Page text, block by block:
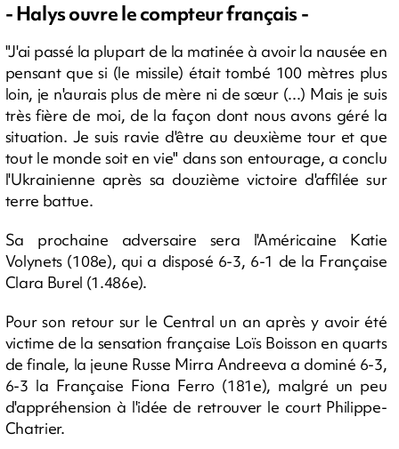
- Halys ouvre le compteur français -
"J'ai passé la plupart de la matinée à avoir la nausée en
pensant que si (le missile) était tombé 100 mètres plus
loin, je n'aurais plus de mère ni de sœur (...) Mais je suis
très fière de moi, de la façon dont nous avons géré la
situation. Je suis ravie d'être au deuxième tour et que
tout le monde soit en vie" dans son entourage, a conclu
l'Ukrainienne après sa douzième victoire d'affilée sur
terre battue.
Sa prochaine adversaire sera l'Américaine Katie
Volynets (108e), qui a disposé 6-3, 6-1 de la Française
Clara Burel (1.486e).
Pour son retour sur le Central un an après y avoir été
victime de la sensation française Loïs Boisson en quarts
de finale, la jeune Russe Mirra Andreeva a dominé 6-3,
6-3 la Française Fiona Ferro (181e), malgré un peu
d'appréhension à l'idée de retrouver le court Philippe-
Chatrier.